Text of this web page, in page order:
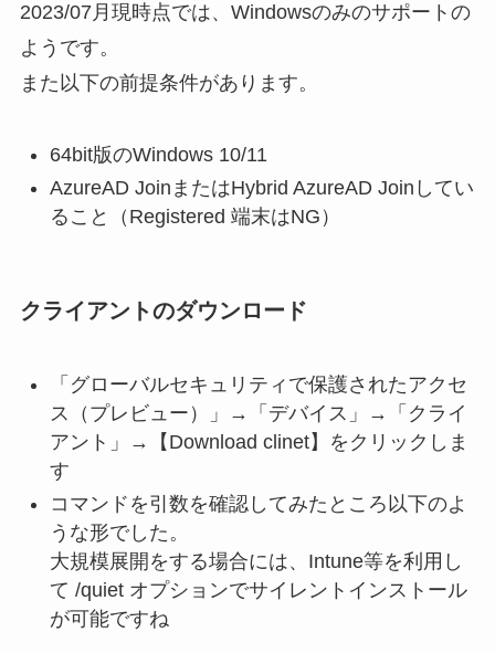
2023/07月現時点では、Windowsのみのサポートの
ようです。
また以下の前提条件があります。
64bit版のWindows 10/11
AzureAD JoinまたはHybrid AzureAD Joinしてい
ること（Registered 端末はNG）
クライアントのダウンロード
「グローバルセキュリティで保護されたアクセ
ス（プレビュー）」→「デバイス」→「クライ
アント」→【Download clinet】をクリックしま
す
コマンドを引数を確認してみたところ以下のよ
うな形でした。
大規模展開をする場合には、Intune等を利用し
て /quiet オプションでサイレントインストール
が可能ですね